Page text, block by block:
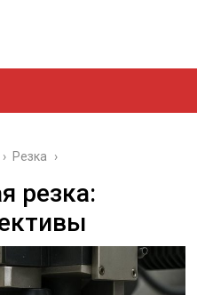
› Резка ›
резка: